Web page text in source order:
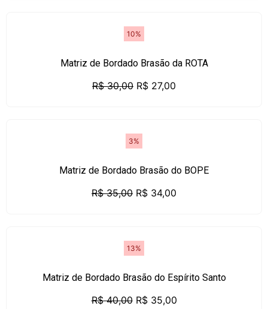
10%
Matriz de Bordado Brasão da ROTA
R$30,00 R$ 27,00
3%
Matriz de Bordado Brasão do BOPE
R$35,00 R$ 34,00
13%
Matriz de Bordado Brasão do Espírito Santo
R$40,00 R$35,00